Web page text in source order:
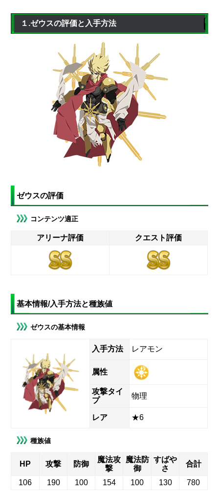
１.ゼウスの評価と入手方法
ゼウスの評価
コンテンツ適正
アリーナ評価 クエスト評価
基本情報/入手方法と種族値
ゼウスの基本情報
入手方法 レアモン
属性
攻撃タイ
プ
物理
レア ★6
種族値
HP 攻撃 防御
魔法攻
撃
魔法防
御
すばや
さ
合計
106 190 100 154 100 130 780